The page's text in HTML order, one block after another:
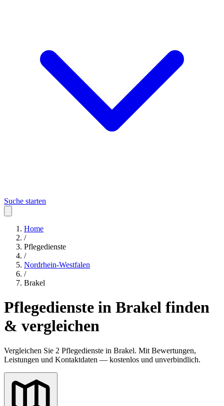
Suche starten
Home
/
Pflegedienste
/
Nordrhein-Westfalen
/
Brakel
Pflegedienste in Brakel finden
& vergleichen
Vergleichen Sie 2 Pflegedienste in Brakel. Mit Bewertungen,
Leistungen und Kontaktdaten — kostenlos und unverbindlich.